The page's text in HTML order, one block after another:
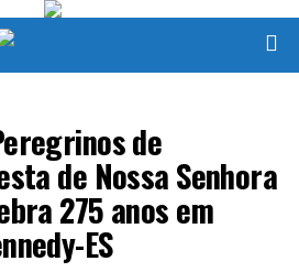
de
de Nossa Senhora
275 anos em
ES